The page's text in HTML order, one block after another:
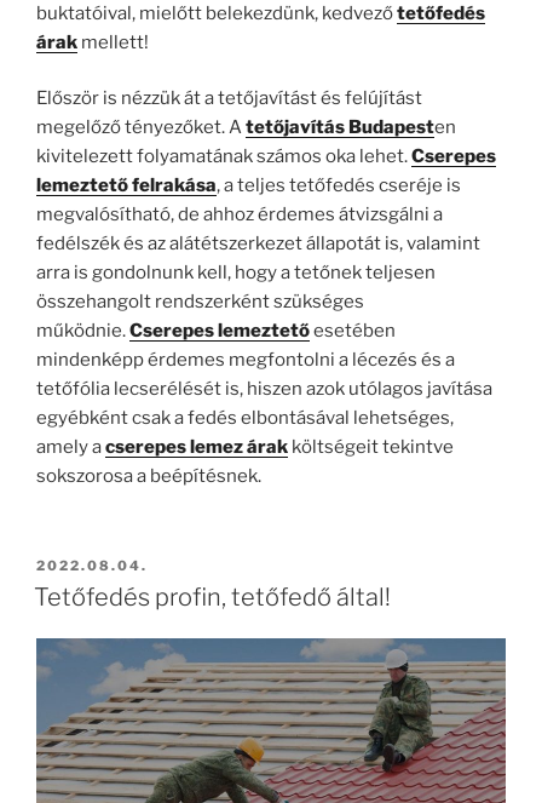
buktatóival, mielőtt belekezdünk, kedvezőtetőfedés
árak mellett!
Először is nézzük át a tetőjavítást és felújítást
megelőző tényezőket. Atetőjavítás Budapesten
kivitelezett folyamatának számos oka lehet.Cserepes
lemeztető felrakása, a teljes tetőfedés cseréje is
megvalósítható, de ahhoz érdemes átvizsgálni a
fedélszék és az alátétszerkezet állapotát is, valamint
arra is gondolnunk kell, hogy a tetőnek teljesen
összehangolt rendszerként szükséges
működnie.Cserepes lemeztetőesetében
mindenképp érdemes megfontolni a lécezés és a
tetőfólia lecserélését is, hiszen azok utólagos javítása
egyébként csak a fedés elbontásával lehetséges,
amely acserepes lemez árak költségeit tekintve
sokszorosa a beépítésnek.
BEKÜLDVE:
2022.08.04.
Tetőfedés profin, tetőfedő által!